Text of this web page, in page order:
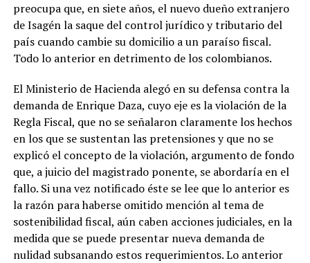
preocupa que, en siete años, el nuevo dueño extranjero
de Isagén la saque del control jurídico y tributario del
país cuando cambie su domicilio a un paraíso fiscal.
Todo lo anterior en detrimento de los colombianos.
El Ministerio de Hacienda alegó en su defensa contra la
demanda de Enrique Daza, cuyo eje es la violación de la
Regla Fiscal, que no se señalaron claramente los hechos
en los que se sustentan las pretensiones y que no se
explicó el concepto de la violación, argumento de fondo
que, a juicio del magistrado ponente, se abordaría en el
fallo. Si una vez notificado éste se lee que lo anterior es
la razón para haberse omitido mención al tema de
sostenibilidad fiscal, aún caben acciones judiciales, en la
medida que se puede presentar nueva demanda de
nulidad subsanando estos requerimientos. Lo anterior